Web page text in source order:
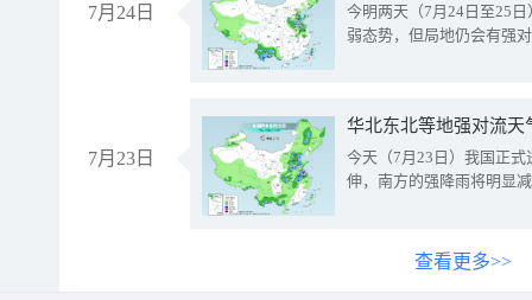
7月24日
今明两天（7月24日至25
弱态势，但局地仍会有强
7月23日
华北东北等地强对流天
今天（7月23日）我国正
伸，南方的强降雨将明显
查看更多>>